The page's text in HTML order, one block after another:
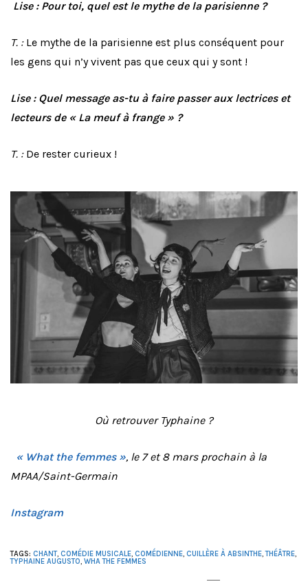
Lise : Pour toi, quel est le mythe de la parisienne ?
T. : Le mythe de la parisienne est plus conséquent pour
les gens qui n’y vivent pas que ceux qui y sont !
Lise : Quel message as-tu à faire passer aux lectrices et
lecteurs de « La meuf à frange » ?
T. : De rester curieux !
Où retrouver Typhaine ?
« What the femmes », le 7 et 8 mars prochain à la
MPAA/Saint-Germain
Instagram
TAGS: CHANT, COMÉDIE MUSICALE, COMÉDIENNE, CUILLÈRE À ABSINTHE,THÉÂTRE,
TYPHAINE AUGUSTO, WHA THE FEMMES